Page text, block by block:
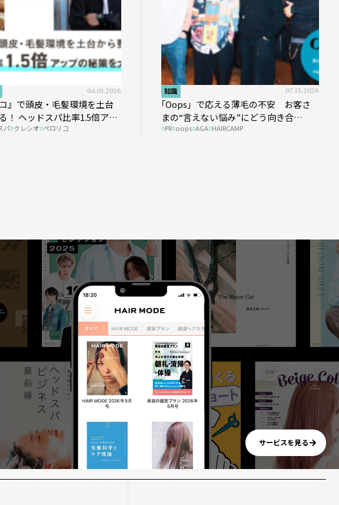
04.01.2026
コ』で頭皮・毛髪環境を土台
！ ヘッドスパ比率1.5倍アッ
大公開
パ クレシオ ペロリコ
知識 07.13.2026
｢Oops」で応える薄毛の不安 お客さ
まの“言えない悩み”にどう向き合
う？ ＃01
PR oops AGA HAIRCAMP
サービスを見る